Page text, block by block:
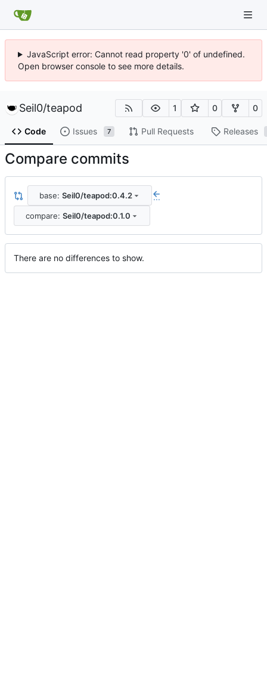
JavaScript error: Cannot read property '0' of undefined.
Open browser console to see more details.
Seil0/teapod 1 0 0
Code Issues 7 Pull Requests Releases
Compare commits
base: Seil0/teapod:0.4.2 ...
compare: Seil0/teapod:0.1.0
There are no differences to show.